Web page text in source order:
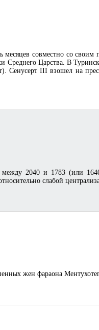
совместно со своим
Царства. В
Сенусерт III взошел на
2040 и 1783 (или
слабой
жен фараона